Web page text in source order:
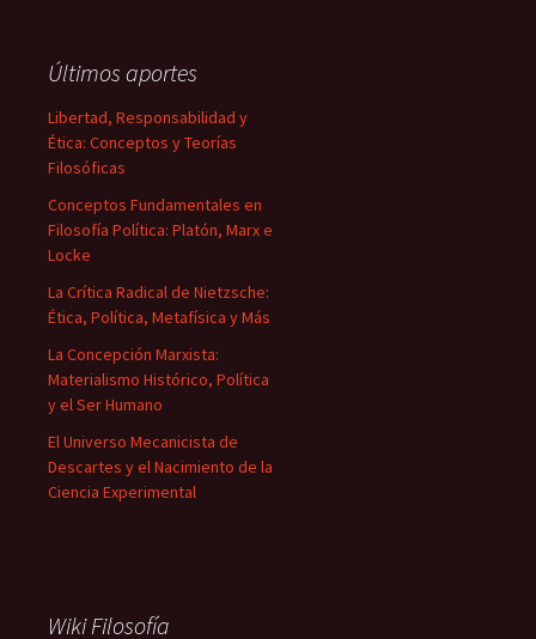
Últimos aportes
Libertad, Responsabilidad y
Ética: Conceptos y Teorías
Filosóficas
Conceptos Fundamentales en
Filosofía Política: Platón, Marx e
Locke
La Crítica Radical de Nietzsche:
Ética, Política, Metafísica y Más
La Concepción Marxista:
Materialismo Histórico, Política
y el Ser Humano
El Universo Mecanicista de
Descartes y el Nacimiento de la
Ciencia Experimental
Wiki Filosofía